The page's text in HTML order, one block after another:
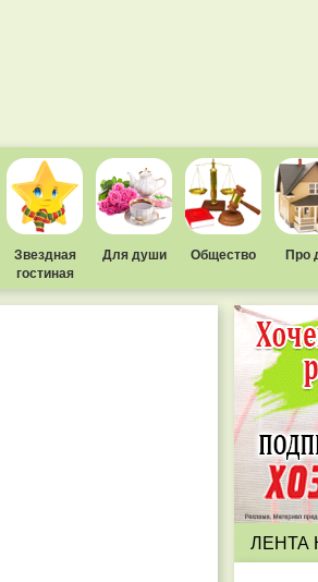
Звездная
гостиная
Для души Общество Про
ЛЕНТА